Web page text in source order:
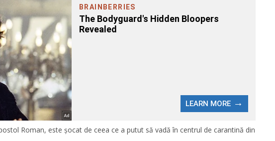
Roman, este șocat de ceea ce a putut să vadă în centrul de carantină din